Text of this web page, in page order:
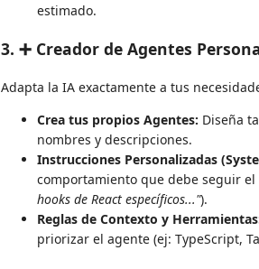
estimado.
3. ➕ Creador de Agentes
Adapta la IA exactamente a tus
Crea tus propios Agentes: Diseña
nombres y descripciones.
Instrucciones Personalizadas
comportamiento que debe seguir
hooks de React específicos...").
Reglas de Contexto y
priorizar el agente (ej: TypeScript,